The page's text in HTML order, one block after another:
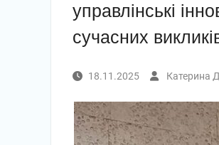
управлінські
сучасних
18.11.2025 Катерина